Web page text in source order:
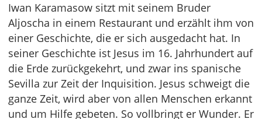
Iwan Karamasow sitzt mit seinem Bruder
Aljoscha in einem Restaurant und erzählt ihm von
einer Geschichte, die er sich ausgedacht hat. In
seiner Geschichte ist Jesus im 16. Jahrhundert auf
die Erde zurückgekehrt, und zwar ins spanische
Sevilla zur Zeit der Inquisition. Jesus schweigt die
ganze Zeit, wird aber von allen Menschen erkannt
und um Hilfe gebeten. So vollbringt er Wunder. Er